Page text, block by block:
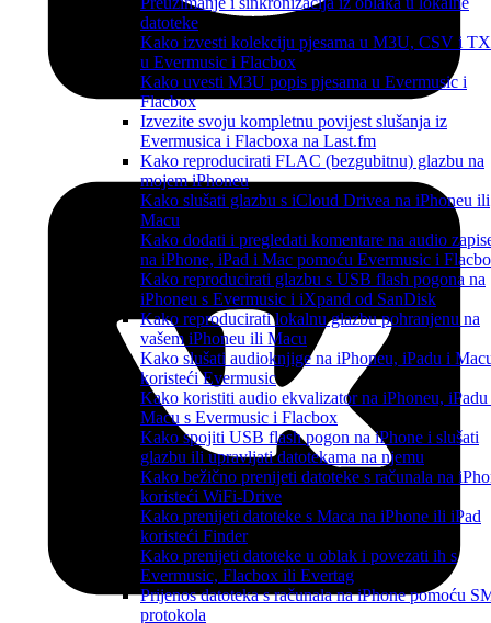
datoteke
Kako izvesti kolekciju pjesama u M3U, CSV i
u Evermusic i Flacbox
Kako uvesti M3U popis pjesama u Evermusic i
Flacbox
Izvezite svoju kompletnu povijest slušanja iz
Evermusica i Flacboxa na Last.fm
Kako reproducirati FLAC (bezgubitnu) glazbu na
mojem iPhoneu
Kako slušati glazbu s iCloud Drivea na iPhoneu ili
Macu
Kako dodati i pregledati komentare na audio
na iPhone, iPad i Mac pomoću Evermusic i
Kako reproducirati glazbu s USB flash pogona na
iPhoneu s Evermusic i iXpand od SanDisk
Kako reproducirati lokalnu glazbu pohranjenu na
vašem iPhoneu ili Macu
Kako slušati audioknjige na iPhoneu, iPadu i
koristeći Evermusic
Kako koristiti audio ekvalizator na iPhoneu,
Macu s Evermusic i Flacbox
Kako spojiti USB flash pogon na iPhone i slušati
glazbu ili upravljati datotekama na njemu
Kako bežično prenijeti datoteke s računala na
koristeći WiFi-Drive
Kako prenijeti datoteke s Maca na iPhone ili iPad
koristeći Finder
Kako prenijeti datoteke u oblak i povezati ih s
Evermusic, Flacbox ili Evertag
Prijenos datoteka s računala na iPhone pomoću
protokola